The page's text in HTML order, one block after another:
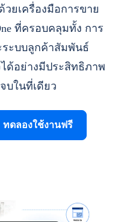
วยเครื่องมือการขาย
ที่ครอบคลุมทั้ง การ
ะบบลูกค้าสัมพันธ์
ด้อย่างมีประสิทธิภาพ
บในที่เดียว
ทดลองใช้งานฟรี